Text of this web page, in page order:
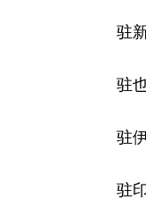
驻
驻
驻
驻